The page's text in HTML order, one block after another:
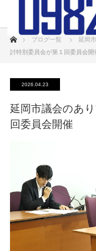
ホームブログ一覧 延岡市
討特別委員会が第１回委員会開
2026.04.23
延岡市議会のあ
回委員会開催